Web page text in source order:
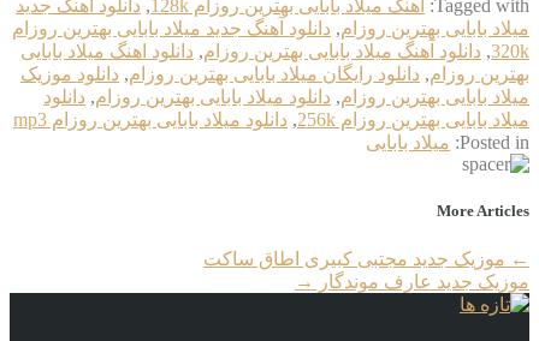
Tagged with: اهنگ میلاد بابایی بهترین روزام 128k , دانلود آهنگ جدید
میلاد بابایی بهترین روزام, دانلود آهنگ جدید میلاد بابایی بهترین روزام
320k
, دانلود آهنگ میلاد بابایی بهترین روزام, دانلود اهنگ میلاد بابایی
بهترین روزام, دانلود رایگان میلاد بابایی بهترین روزام, دانلود موزیک
میلاد بابایی بهترین روزام, دانلود میلاد بابایی بهترین روزام, دانلود
میلاد بابایی بهترین روزام 256k
, دانلود میلاد بابایی بهترین روزام mp3
Posted in: میلاد بابایی
More Articles
← موزیک جدید مجتبی کبیری اطاق ساکت
موزیک جدید عارف موندگار
→